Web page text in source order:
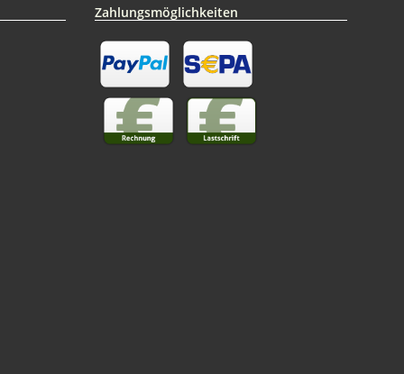
Zahlungsmöglichkeiten